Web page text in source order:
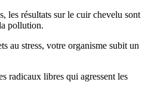
les résultats sur le cuir chevelu sont
pollution.
au stress, votre organisme subit un
radicaux libres qui agressent les